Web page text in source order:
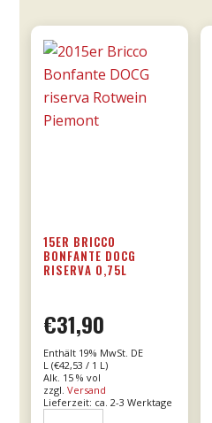
15ER BRICCO
BONFANTE DOCG
RISERVA 0,75L
€31,90
Enthält 19% MwSt. DE
L (€42,53 / 1 L)
Alk. 15 % vol
zzgl. Versand
Lieferzeit: ca. 2-3 Werktage